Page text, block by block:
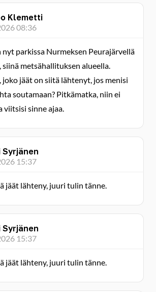
Klemetti
08:36
parkissa Nurmeksen Peurajärvellä
siinä metsähallituksen alueella.
jäät on siitä lähtenyt, jos menisi
soutamaan? Pitkämatka, niin ei
viitsisi sinne ajaa.
Syrjänen
15:37
jäät lähteny, juuri tulin tänne.
Syrjänen
15:37
jäät lähteny, juuri tulin tänne.